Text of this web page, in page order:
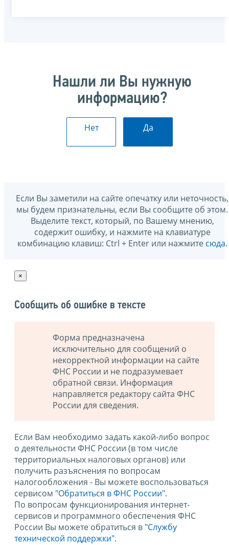
Нашли ли Вы нужную
информацию?
Нет Да
Если Вы заметили на сайте опечатку или неточность,
мы будем признательны, если Вы сообщите об этом.
Выделите текст, который, по Вашему мнению,
содержит ошибку, и нажмите на клавиатуре
комбинацию клавиш: Ctrl + Enter или нажмите сюда.
×
Сообщить об ошибке в тексте
Форма предназначена
исключительно для сообщений о
некорректной информации на сайте
ФНС России и не подразумевает
обратной связи. Информация
направляется редактору сайта ФНС
России для сведения.
Если Вам необходимо задать какой-либо вопрос
о деятельности ФНС России (в том числе
территориальных налоговых органов) или
получить разъяснения по вопросам
налогообложения - Вы можете воспользоваться
сервисом "Обратиться в ФНС России".
По вопросам функционирования интернет-
сервисов и программного обеспечения ФНС
России Вы можете обратиться в "Службу
технической поддержки".